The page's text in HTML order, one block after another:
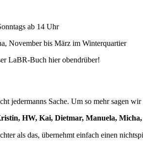
ab 14 Uhr
November bis März im Winterquartier
LaBR-Buch hier obendrüber!
jedermanns Sache. Um so mehr sagen
HW, Kai, Dietmar, Manuela,
als das, übernehmt einfach einen